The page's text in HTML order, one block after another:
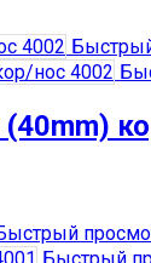
(40mm)